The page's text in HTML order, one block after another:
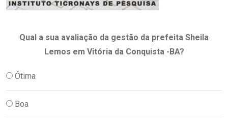
Qual a sua avaliação da gestão da prefeita Sheila
Lemos em Vitória da Conquista -BA?
Ótima
Boa